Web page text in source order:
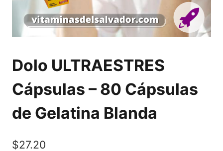
Dolo ULTRAESTRES
Cápsulas – 80 Cápsulas
de Gelatina Blanda
$27.20